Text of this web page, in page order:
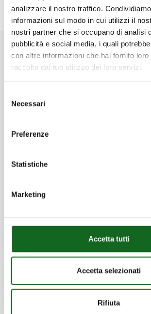
analizzare il nostro traffico.
informazioni sul modo in cui utilizzi il
nostri partner che si occupano di analisi
pubblicità e social media, i quali
con altre informazioni che hai fornito loro
raccolto dal tuo utilizzo dei loro servizi.
delNecessari
Preferenze
Statistiche
Marketing
Accetta tutti
Accetta selezionati
Rifiuta
Discover our
Aqueducts and
management